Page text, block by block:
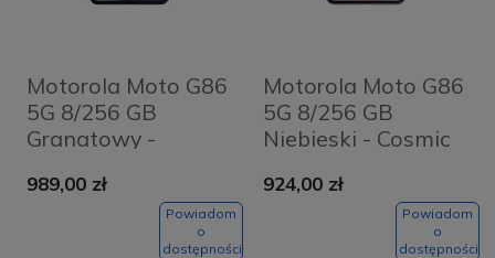
Motorola Moto G86
5G 8/256 GB
Granatowy -
989,00 zł
Powiadom
o
dostępności
Motorola Moto G86
5G 8/256 GB
Niebieski - Cosmic
924,00 zł
Powiadom
o
dostępności